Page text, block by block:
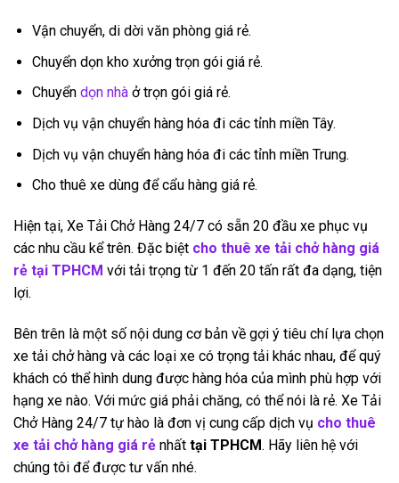
Vận chuyển, di dời văn phòng giá rẻ.
Chuyển dọn kho xưởng trọn gói giá rẻ.
Chuyển dọn nhàở trọn gói giá rẻ.
Dịch vụ vận chuyển hàng hóa đi các tỉnh miền Tây.
Dịch vụ vận chuyển hàng hóa đi các tỉnh miền Trung.
Cho thuê xe dùng để cẩu hàng giá rẻ.
Hiện tại, Xe Tải Chở Hàng 24/7 có sẵn 20 đầu xe phục vụ
các nhu cầu kể trên. Đặc biệt cho thuê xe tải chở hàng giá
rẻ tại TPHCM với tải trọng từ 1 đến 20 tấn rất đa dạng, tiện
lợi.
Bên trên là một số nội dung cơ bản về gợi ý tiêu chí lựa chọn
xe tải chở hàng và các loại xe có trọng tải khác nhau, để quý
khách có thể hình dung được hàng hóa của mình phù hợp với
hạng xe nào. Với mức giá phải chăng, có thể nói là rẻ. Xe Tải
Chở Hàng 24/7 tự hào là đơn vị cung cấp dịch vụ cho thuê
xe tải chở hàng giá rẻ nhất tại TPHCM. Hãy liên hệ với
chúng tôi để được tư vấn nhé.